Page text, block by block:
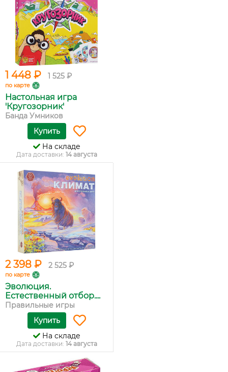
1 448 ₽ 1 525 ₽
по карте
Настольная игра
'Кругозорник'
Банда Умников
Купить
На складе
Дата доставки: 14 августа
2 398 ₽ 2 525 ₽
по карте
Эволюция.
Естественный отбор....
Правильные игры
Купить
На складе
Дата доставки: 14 августа